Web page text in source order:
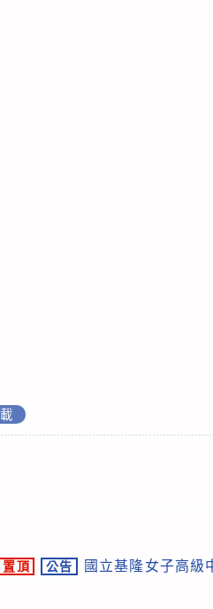
置頂 公告
國立基隆女子高級